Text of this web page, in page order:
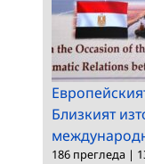
Близкият
186 прегледа |